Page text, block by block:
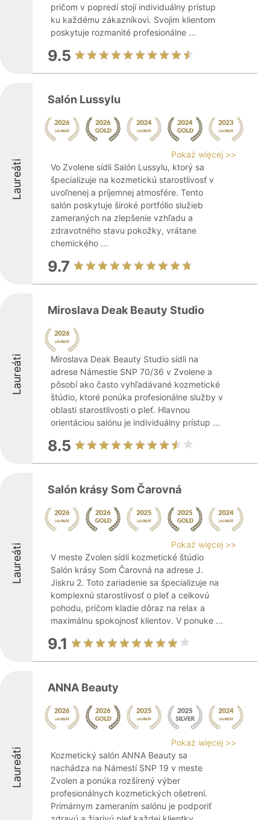
pričom v popredí stojí individuálny prístup
ku každému zákazníkovi. Svojim klientom
poskytuje rozmanité profesionálne ...
9.5
Laureáti
Salón Lussylu
Pokaż więcej >>
Vo Zvolene sídli Salón Lussylu, ktorý sa
špecializuje na kozmetickú starostlivosť v
uvoľnenej a príjemnej atmosfére. Tento
salón poskytuje široké portfólio služieb
zameraných na zlepšenie vzhľadu a
zdravotného stavu pokožky, vrátane
chemického ...
9.7
Laureáti
Miroslava Deak Beauty Studio
Miroslava Deak Beauty Studio sídli na
adrese Námestie SNP 70/36 v Zvolene a
pôsobí ako často vyhľadávané kozmetické
štúdio, ktoré ponúka profesionálne služby v
oblasti starostlivosti o pleť. Hlavnou
orientáciou salónu je individuálny prístup ...
8.5
Laureáti
Salón krásy Som Čarovná
Pokaż więcej >>
V meste Zvolen sídli kozmetické štúdio
Salón krásy Som Čarovná na adrese J.
Jiskru 2. Toto zariadenie sa špecializuje na
komplexnú starostlivosť o pleť a celkovú
pohodu, pričom kladie dôraz na relax a
maximálnu spokojnosť klientov. V ponuke ...
9.1
Laureáti
ANNA Beauty
Pokaż więcej >>
Kozmetický salón ANNA Beauty sa
nachádza na Námestí SNP 19 v meste
Zvolen a ponúka rozšírený výber
profesionálnych kozmetických ošetrení.
Primárnym zameraním salónu je podporiť